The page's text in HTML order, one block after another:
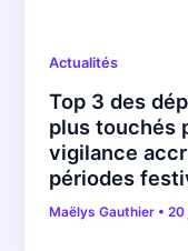
Actualités
Top 3 des
plus touchés
vigilance
périodes
Maëlys Gauthier •20